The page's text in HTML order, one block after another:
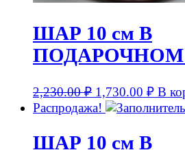
ШАР 10 см В
ПОДАРОЧНОМ
2,230.00₽ 1,730.00 ₽ В
Распродажа!
ШАР 10 см В